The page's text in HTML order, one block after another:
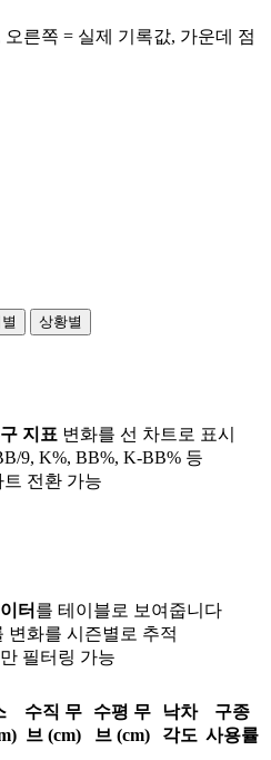
른쪽 = 실제 기록값, 가운데 점
상황별
지표 변화를 선 차트로 표시
9, K%, BB%, K-BB% 등
전환 가능
터 를 테이블로 보여줍니다
변화를 시즌별로 추적
필터링 가능
수직 무
브 (cm)
수평 무
브 (cm)
낙차
각도
구종
사용률